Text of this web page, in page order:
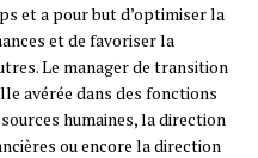
et a pour but d’optimiser la
et de favoriser la
Le manager de transition
avérée dans des fonctions
humaines, la direction
ou encore la direction